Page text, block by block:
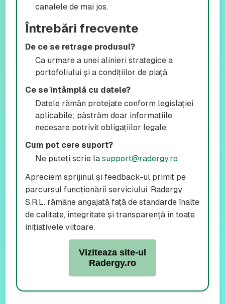
canalele de mai jos.
Întrebări frecvente
De ce se retrage produsul?
Ca urmare a unei alinieri strategice a
portofoliului și a condițiilor de piață.
Ce se întâmplă cu datele?
Datele rămân protejate conform legislației
aplicabile; păstrăm doar informațiile
necesare potrivit obligațiilor legale.
Cum pot cere suport?
Ne puteți scrie la support@radergy.ro
Apreciem sprijinul și feedback-ul primit pe
parcursul funcționării serviciului. Radergy
S.R.L. rămâne angajată față de standarde înalte
de calitate, integritate și transparență în toate
inițiativele viitoare.
Viziteaza site-ul
Radergy.ro